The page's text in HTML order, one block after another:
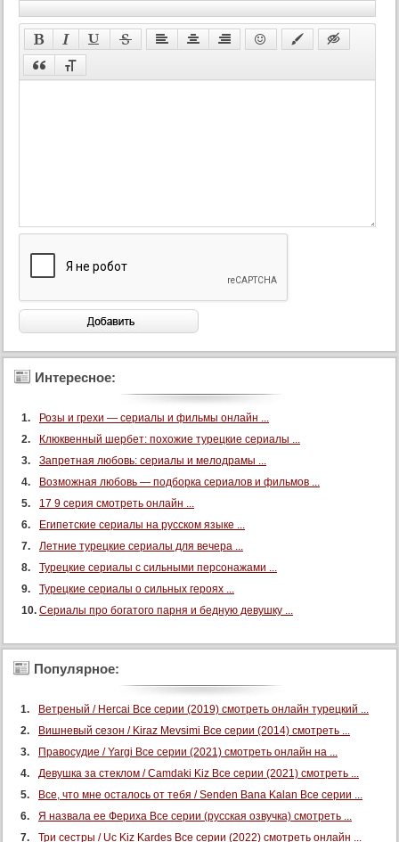
72 серия
73 серия
74 серия
75 серия
81 серия
82 серия
83 серия
84 серия
85 серия
86 серия
87 серия
91 серия
92 серия
93 серия
94 серия
98 серия
99 серия
100 серия
101 серия
102 серия
103 серия
104 серия
Интересное:
Розы и грехи — сериалы и фильмы онлайн ...
Клюквенный шербет: похожие турецкие сериалы ...
Запретная любовь: сериалы и мелодрамы ...
Возможная любовь — подборка сериалов и фильмов ...
17 9 серия смотреть онлайн ...
Египетские сериалы на русском языке ...
Летние турецкие сериалы для вечера ...
Турецкие сериалы с сильными персонажами ...
Турецкие сериалы о сильных героях ...
Сериалы про богатого парня и бедную девушку ...
Популярное:
Ветреный / Hercai Все серии (2019) смотреть онлайн турецкий ...
Вишневый сезон / Kiraz Mevsimi Все серии (2014) смотреть ...
Правосудие / Yargi Все серии (2021) смотреть онлайн на ...
Девушка за стеклом / Camdaki Kiz Все серии (2021) смотреть ...
Все, что мне осталось от тебя / Senden Bana Kalan Все серии ...
Я назвала ее Фериха Все серии (русская озвучка) смотреть ...
Три сестры / Uc Kiz Kardes Все серии (2022) смотреть онлайн ...